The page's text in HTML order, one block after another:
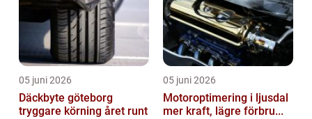
05 juni 2026
Däckbyte göteborg
tryggare körning året runt
05 juni 2026
Motoroptimering i ljusdal
mer kraft, lägre förbru...